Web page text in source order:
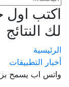
اكتب اول
لك النتائج
الرئيسية
أخبار التطبيقات
واتس اب يسمح